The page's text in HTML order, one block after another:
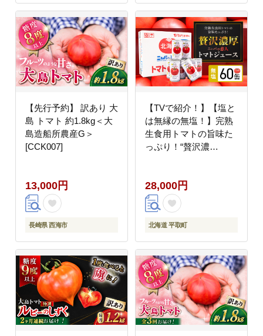
【先行予約】 訳あり 大
島 トマト 約1.8kg＜大
島造船所農産G＞
[CCK007]
13,000円
長崎県 西海市
【TVで紹介！】【塩と
は無縁の無塩！】完熟
生食用トマトの旨味た
っぷり！“贅沢濃
満足の60缶 BRTH002
28,000円
北海道 平取町